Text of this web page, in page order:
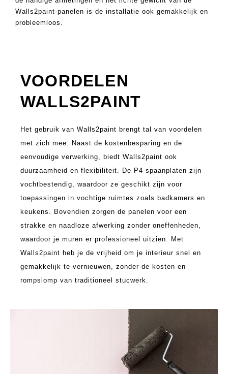
Walls2paint-panelen is de installatie ook gemakkelijk en
probleemloos.
VOORDELEN
WALLS2PAINT
Het gebruik van Walls2paint brengt tal van voordelen
met zich mee. Naast de kostenbesparing en de
eenvoudige verwerking, biedt Walls2paint ook
duurzaamheid en flexibiliteit. De P4-spaanplaten zijn
vochtbestendig, waardoor ze geschikt zijn voor
toepassingen in vochtige ruimtes zoals badkamers en
keukens. Bovendien zorgen de panelen voor een
strakke en naadloze afwerking zonder oneffenheden,
waardoor je muren er professioneel uitzien. Met
Walls2paint heb je de vrijheid om je interieur snel en
gemakkelijk te vernieuwen, zonder de kosten en
rompslomp van traditioneel stucwerk.